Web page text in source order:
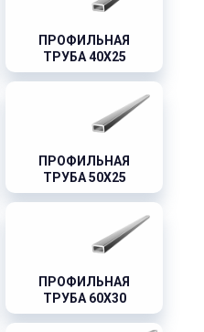
ПРОФИЛЬНАЯ
ТРУБА 40X25
ПРОФИЛЬНАЯ
ТРУБА 50X25
ПРОФИЛЬНАЯ
ТРУБА 60X30